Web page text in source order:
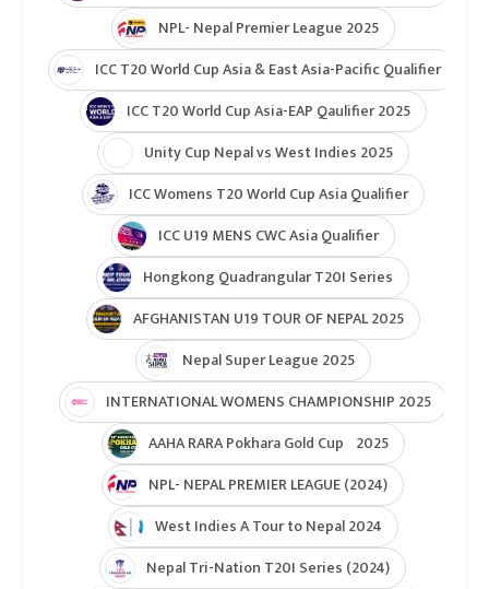
NPL- Nepal Premier League 2025
ICC T20 World Cup Asia & East Asia-Pacific Qualifier
ICC T20 World Cup Asia-EAP Qaulifier 2025
Unity Cup Nepal vs West Indies 2025
ICC Womens T20 World Cup Asia Qualifier
ICC U19 MENS CWC Asia Qualifier
Hongkong Quadrangular T20I Series
AFGHANISTAN U19 TOUR OF NEPAL 2025
Nepal Super League 2025
INTERNATIONAL WOMENS CHAMPIONSHIP 2025
AAHA RARA Pokhara Gold Cup 2025
NPL- NEPAL PREMIER LEAGUE (2024)
West Indies A Tour to Nepal 2024
Nepal Tri-Nation T20I Series (2024)